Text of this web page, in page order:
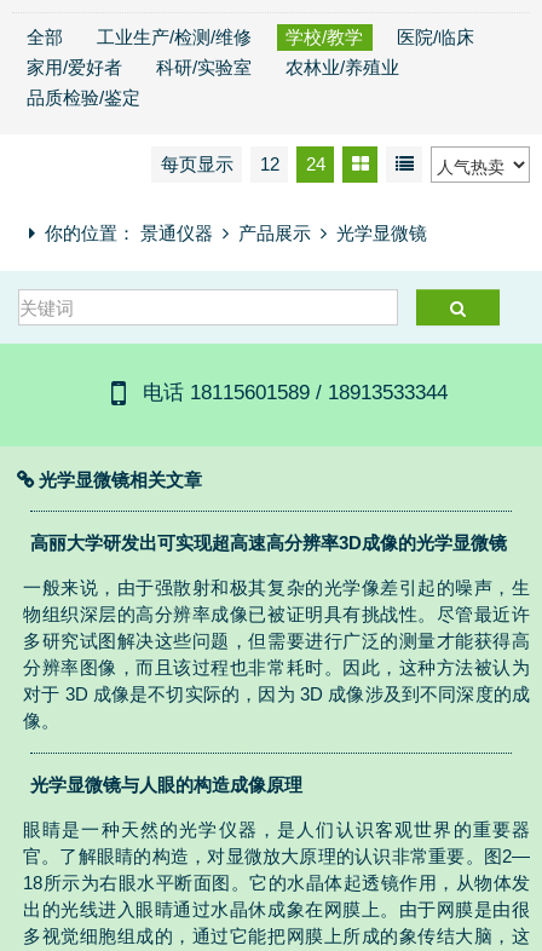
全部 工业生产/检测/维修 学校/教学
医院/临床
家用/爱好者
科研/实验室
农林业/养殖业
品质检验/鉴定
每页显示 12 24
你的位置： 景通仪器 产品展示 光学显微镜
电话 18115601589 / 18913533344
光学显微镜相关文章
高丽大学研发出可实现超高速高分辨率3D成像的光学显微镜
一般来说，由于强散射和极其复杂的光学像差引起的噪声，生
物组织深层的高分辨率成像已被证明具有挑战性。尽管最近许
多研究试图解决这些问题，但需要进行广泛的测量才能获得高
分辨率图像，而且该过程也非常耗时。因此，这种方法被认为
对于 3D 成像是不切实际的，因为 3D 成像涉及到不同深度的成
像。
光学显微镜与人眼的构造成像原理
眼睛是一种天然的光学仪器，是人们认识客观世界的重要器
官。了解眼睛的构造，对显微放大原理的认识非常重要。图2—
18所示为右眼水平断面图。它的水晶体起透镜作用，从物体发
出的光线进入眼睛通过水晶休成象在网膜上。由于网膜是由很
多视觉细胞组成的，通过它能把网膜上所成的象传结大脑，这